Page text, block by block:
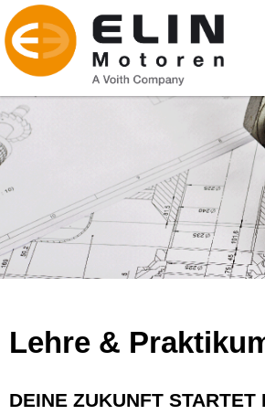
Lehre &
DEINE ZUKUNFT STARTET